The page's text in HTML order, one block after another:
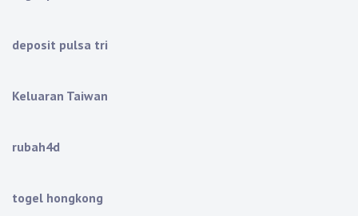
deposit pulsa tri
Keluaran Taiwan
rubah4d
togel hongkong